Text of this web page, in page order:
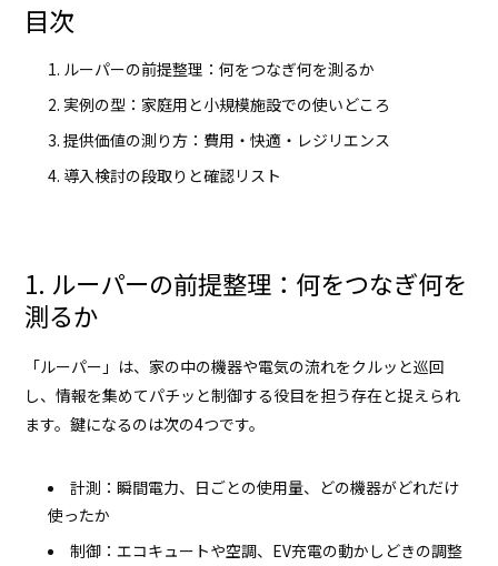
目次
ルーパーの前提整理：何をつなぎ何を測るか
実例の型：家庭用と小規模施設での使いどころ
提供価値の測り方：費用・快適・レジリエンス
導入検討の段取りと確認リスト
1. ルーパーの前提整理：何をつなぎ何を
測るか
「ルーパー」は、家の中の機器や電気の流れをクルッと巡回
し、情報を集めてパチッと制御する役目を担う存在と捉えられ
ます。鍵になるのは次の4つです。
計測：瞬間電力、日ごとの使用量、どの機器がどれだけ
使ったか
制御：エコキュートや空調、EV充電の動かしどきの調整